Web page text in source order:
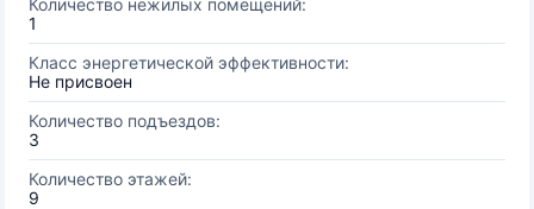
Количество нежилых помещений:
1
Класс энергетической эффективности:
Не присвоен
Количество подъездов:
3
Количество этажей:
9